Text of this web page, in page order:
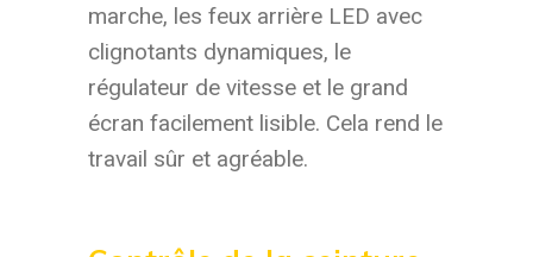
marche, les feux arrière LED avec
clignotants dynamiques, le
régulateur de vitesse et le grand
écran facilement lisible. Cela rend le
travail sûr et agréable.